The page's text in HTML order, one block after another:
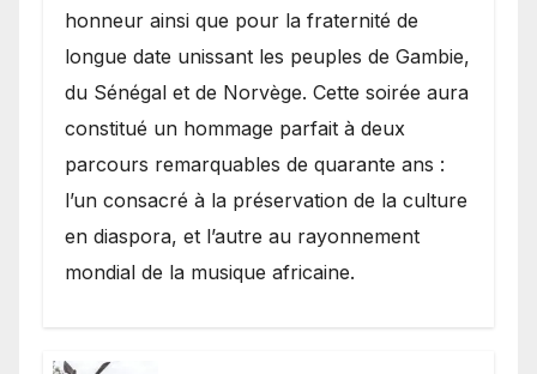
honneur ainsi que pour la fraternité de
longue date unissant les peuples de Gambie,
du Sénégal et de Norvège. Cette soirée aura
constitué un hommage parfait à deux
parcours remarquables de quarante ans :
l’un consacré à la préservation de la culture
en diaspora, et l’autre au rayonnement
mondial de la musique africaine.